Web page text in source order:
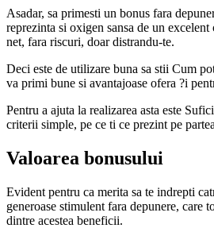
Asadar, sa primesti un bonus fara
reprezinta si oxigen sansa de un excelent
net, fara riscuri, doar distrandu-te.
Deci este de utilizare buna sa stii Cum
va primi bune si avantajoase ofera ?i
Pentru a ajuta la realizarea asta este
criterii simple, pe ce ti ce prezint pe
Valoarea bonusului
Evident pentru ca merita sa te indrepti
generoase stimulent fara depunere, care
dintre acestea beneficii.